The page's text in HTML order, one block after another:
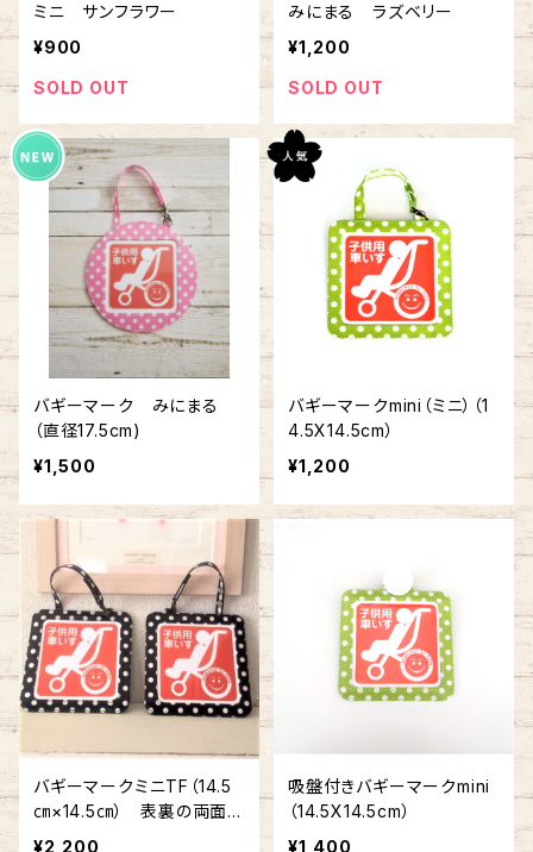
ミニ サンフラワー
¥900
SOLD OUT
みにまる ラズベリー
¥1,200
SOLD OUT
バギーマーク みにまる
（直径17.5cm)
¥1,500
バギーマークmini（ミニ）（1
4.5X14.5cm）
¥1,200
バギーマークミニTF（14.5
㎝×14.5㎝） 表裏の両面に
マークが入っています
¥2,200
吸盤付きバギーマークmini
（14.5X14.5cm）
¥1,400